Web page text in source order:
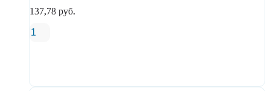
137,78 руб.